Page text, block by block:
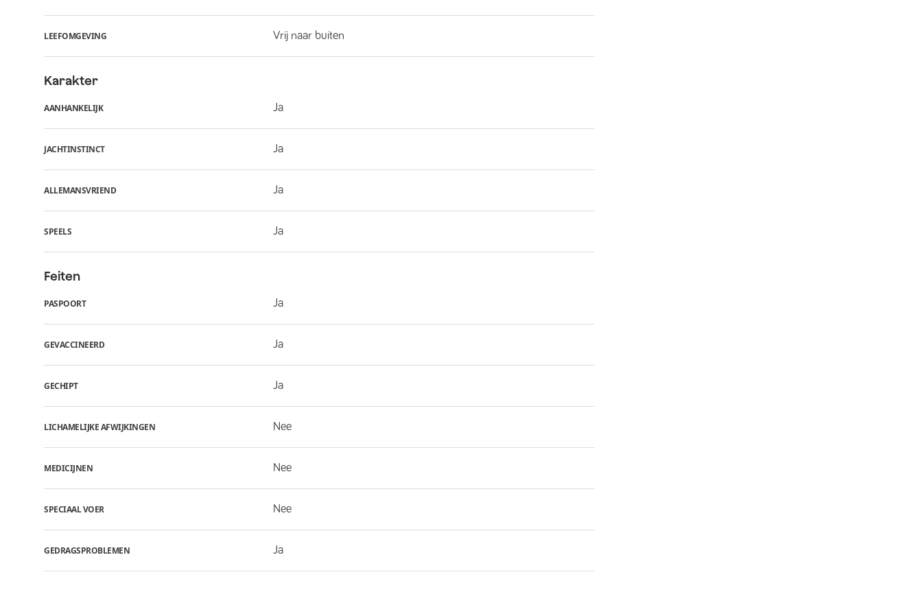
LEEFOMGEVING Vrij naar buiten
Karakter
AANHANKELIJK Ja
JACHTINSTINCT Ja
ALLEMANSVRIEND Ja
SPEELS Ja
Feiten
PASPOORT Ja
GEVACCINEERD Ja
GECHIPT Ja
LICHAMELIJKE AFWIJKINGEN Nee
MEDICIJNEN Nee
SPECIAAL VOER Nee
GEDRAGSPROBLEMEN Ja